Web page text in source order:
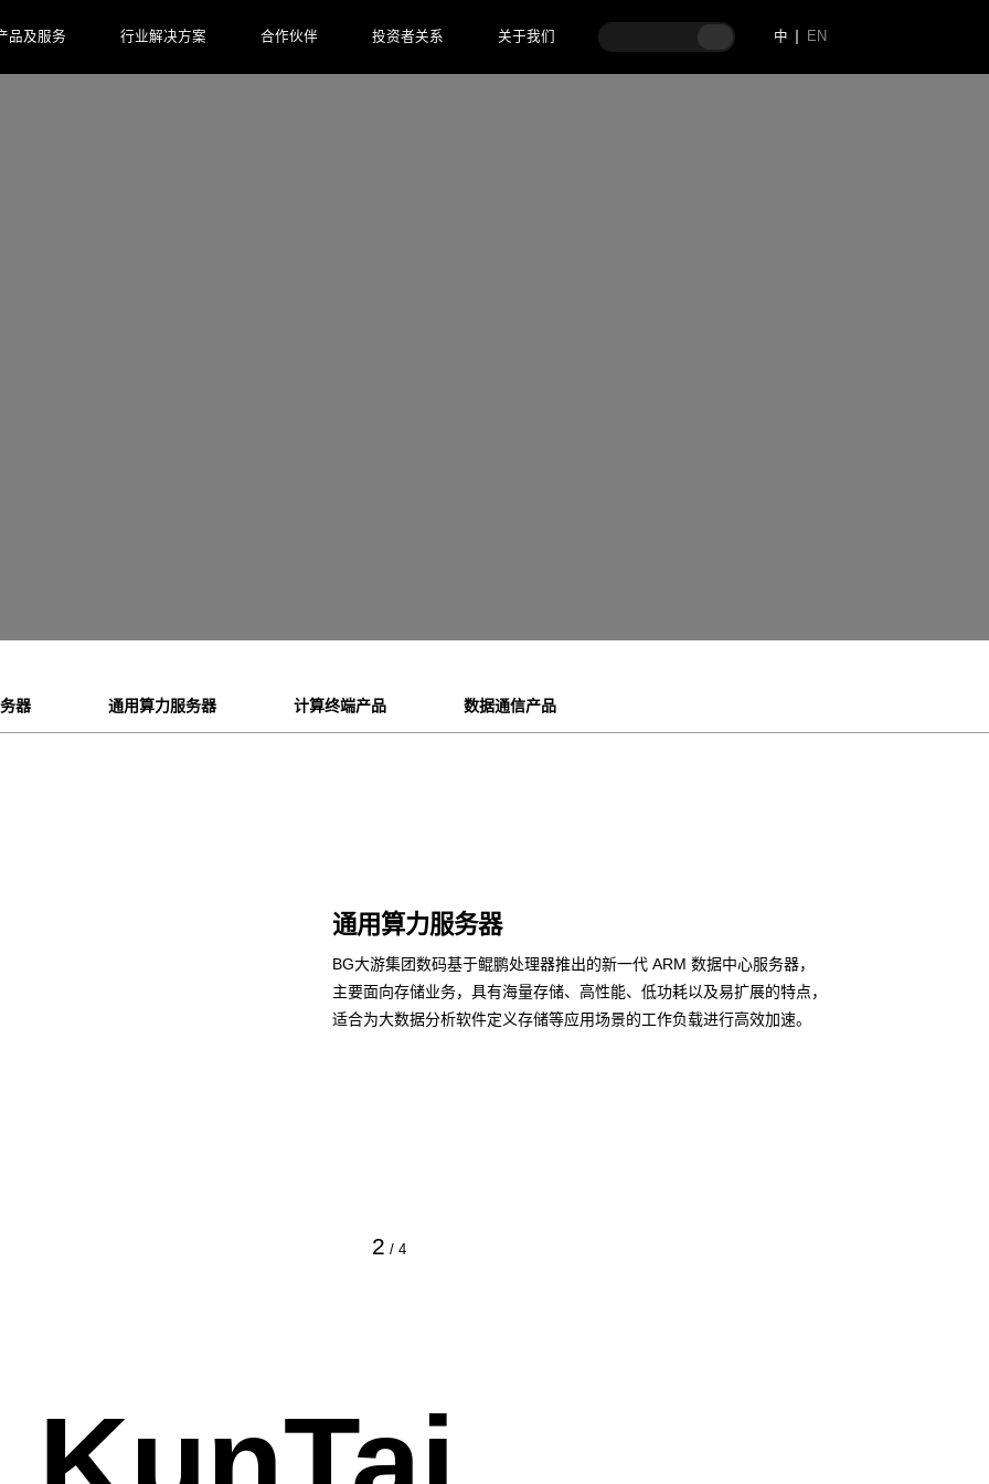
品及服务 行业解决方案 合作伙伴 投资者关系 关于我们 中 EN
器 通用算力服务器 计算终端产品 数据通信产品
2 / 4
通用算力服务器
BG大游集团数码基于鲲鹏处理器推出的新一代 ARM 数据中心服务器，
主要面向存储业务，具有海量存储、高性能、低功耗以及易扩展的特点，
适合为大数据分析软件定义存储等应用场景的工作负载进行高效加速。